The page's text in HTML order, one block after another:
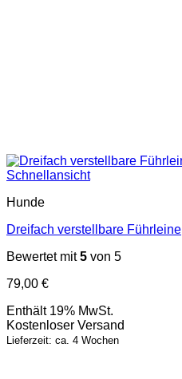
Schnellansicht
Hunde
Dreifach verstellbare Führleine
Bewertet mit5 von 5
79,00 €
Enthält 19% MwSt.
Kostenloser Versand
Lieferzeit: ca. 4 Wochen